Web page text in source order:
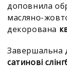
доповнила
масляно-
декорована
Завершальна
сатинові